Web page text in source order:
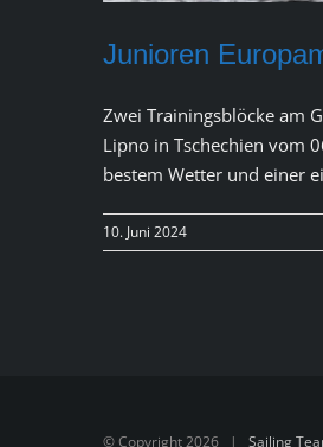
Junioren
Zwei Trainingsblöcke am
Lipno in Tschechien vom
bestem Wetter und einer
10. Juni 2024
© Copyright2026 | Sailing